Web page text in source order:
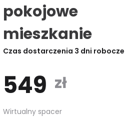
pokojowe
mieszkanie
Czas dostarczenia 3 dni robocze
549 zł
Wirtualny spacer